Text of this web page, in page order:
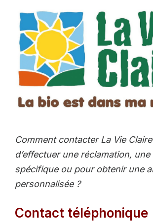
Comment contacter La Vie
d’effectuer une réclamation,
spécifique ou pour obtenir une
personnalisée ?
Contact téléphonique